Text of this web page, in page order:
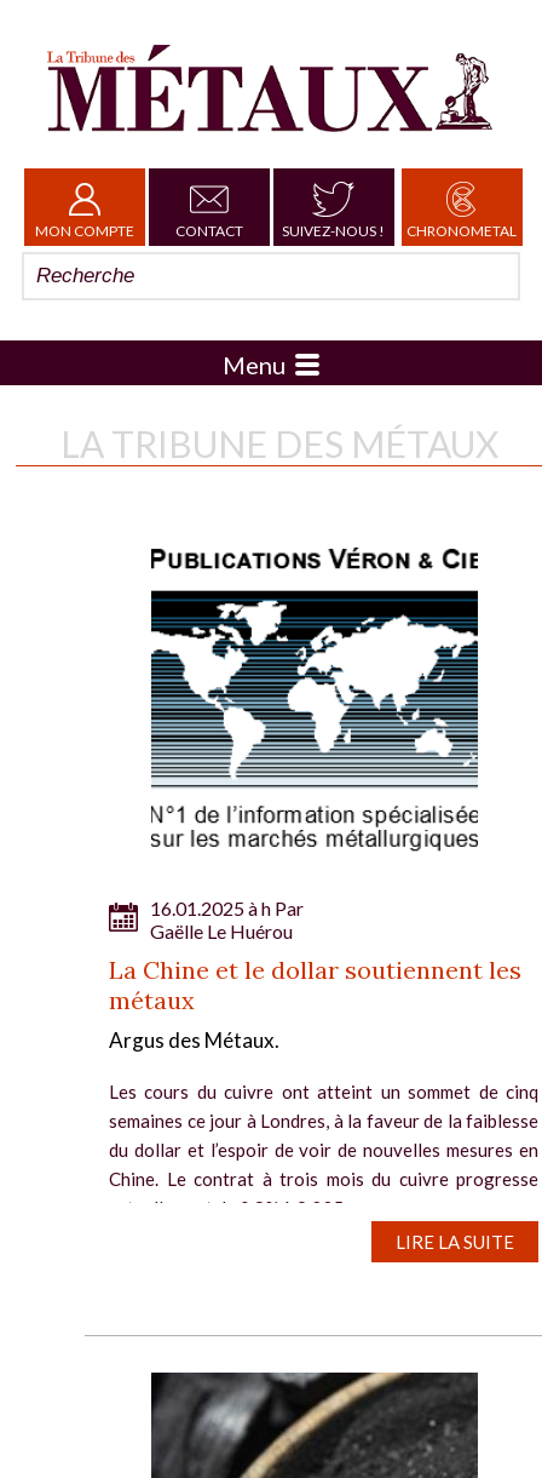
MON COMPTE CONTACT SUIVEZ-NOUS ! CHRONOMETAL
Menu
LA TRIBUNE DES MÉTAUX
16.01.2025 à h Par
Gaëlle Le Huérou
La Chine et le dollar soutiennent les
métaux
Argus des Métaux.
Les cours du cuivre ont atteint un sommet de cinq
semaines ce jour à Londres, à la faveur de la faiblesse
du dollar et l’espoir de voir de nouvelles mesures en
Chine. Le contrat à trois mois du cuivre progresse
actuellement de 0,8% à 9.235...
LIRE LA SUITE